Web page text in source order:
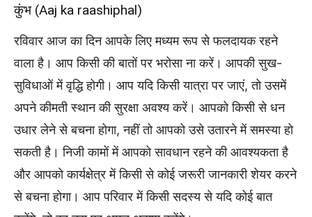
कुंभ (Aaj ka raashiphal)
रविवार आज का दिन आपके लिए मध्यम रूप से फलदायक रहने
वाला है। आप किसी की बातों पर भरोसा ना करें। आपकी सुख-
सुविधाओं में वृद्धि होगी। आप यदि किसी यात्रा पर जाएं, तो उसमें
अपने कीमती स्थान की सुरक्षा अवश्य करें। आपको किसी से धन
उधार लेने से बचना होगा, नहीं तो आपको उसे उतारने में समस्या हो
सकती है। निजी कामों में आपको सावधान रहने की आवश्यकता है
और आपको कार्यक्षेत्र में किसी से कोई जरूरी जानकारी शेयर करने
से बचना होगा। आप परिवार में किसी सदस्य से यदि कोई बात